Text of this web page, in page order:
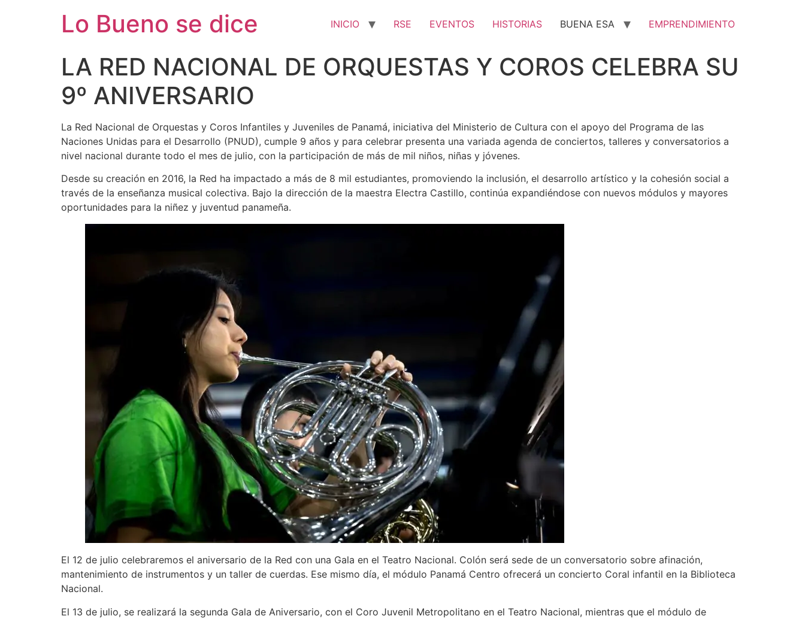
Lo Bueno se dice INICIO RSE EVENTOS HISTORIAS BUENA ESA EMPRENDIMIENTO
LA RED NACIONAL DE ORQUESTAS Y COROS CELEBRA SU
9º ANIVERSARIO
La Red Nacional de Orquestas y Coros Infantiles y Juveniles de Panamá, iniciativa del Ministerio de Cultura con el apoyo del Programa de las
Naciones Unidas para el Desarrollo (PNUD), cumple 9 años y para celebrar presenta una variada agenda de conciertos, talleres y conversatorios a
nivel nacional durante todo el mes de julio, con la participación de más de mil niños, niñas y jóvenes.
Desde su creación en 2016, la Red ha impactado a más de 8 mil estudiantes, promoviendo la inclusión, el desarrollo artístico y la cohesión social a
través de la enseñanza musical colectiva. Bajo la dirección de la maestra Electra Castillo, continúa expandiéndose con nuevos módulos y mayores
oportunidades para la niñez y juventud panameña.
El 12 de julio celebraremos el aniversario de la Red con una Gala en el Teatro Nacional. Colón será sede de un conversatorio sobre afinación,
mantenimiento de instrumentos y un taller de cuerdas. Ese mismo día, el módulo Panamá Centro ofrecerá un concierto Coral infantil en la Biblioteca
Nacional.
El 13 de julio, se realizará la segunda Gala de Aniversario, con el Coro Juvenil Metropolitano en el Teatro Nacional, mientras que el módulo de